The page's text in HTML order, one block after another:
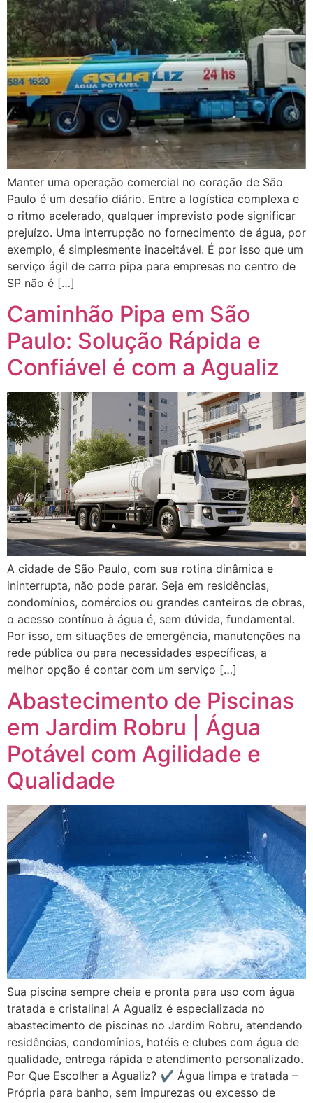
Manter uma operação comercial no coração de São
Paulo é um desafio diário. Entre a logística complexa e
o ritmo acelerado, qualquer imprevisto pode significar
prejuízo. Uma interrupção no fornecimento de água, por
exemplo, é simplesmente inaceitável. É por isso que um
serviço ágil de carro pipa para empresas no centro de
SP não é […]
Caminhão Pipa em São
Paulo: Solução Rápida e
Confiável é com a Agualiz
A cidade de São Paulo, com sua rotina dinâmica e
ininterrupta, não pode parar. Seja em residências,
condomínios, comércios ou grandes canteiros de obras,
o acesso contínuo à água é, sem dúvida, fundamental.
Por isso, em situações de emergência, manutenções na
rede pública ou para necessidades específicas, a
melhor opção é contar com um serviço […]
Abastecimento de Piscinas
em Jardim Robru | Água
Potável com Agilidade e
Qualidade
Sua piscina sempre cheia e pronta para uso com água
tratada e cristalina! A Agualiz é especializada no
abastecimento de piscinas no Jardim Robru, atendendo
residências, condomínios, hotéis e clubes com água de
qualidade, entrega rápida e atendimento personalizado.
Por Que Escolher a Agualiz? ✔ Água limpa e tratada –
Própria para banho, sem impurezas ou excesso de